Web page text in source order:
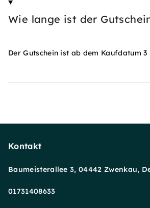
Wie lange ist der
Der Gutschein ist ab dem Kaufdatum
Kontakt
Baumeisterallee 3, 04442 Zwenkau,
01731408633